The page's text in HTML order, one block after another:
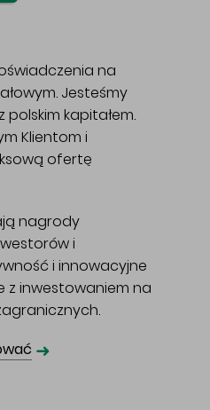
na
Jesteśmy
polskim kapitałem.
Klientom i
ofertę
nagrody
i
i innowacyjne
z inwestowaniem na
➜